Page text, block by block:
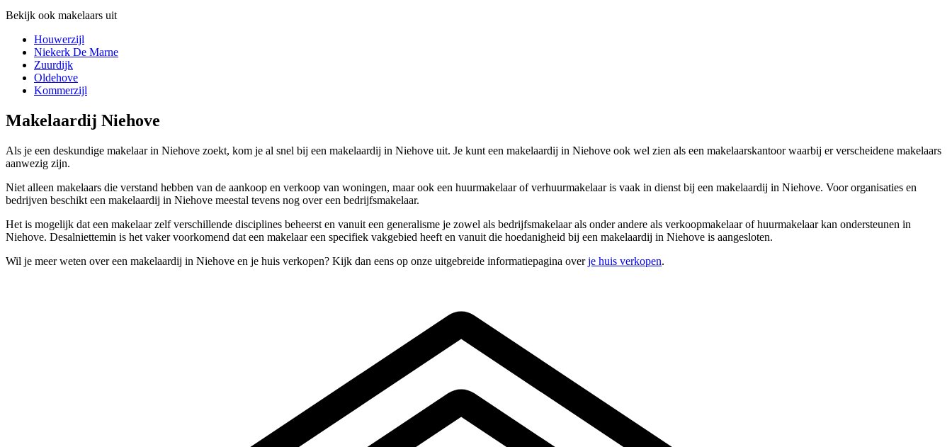
Bekijk ook makelaars uit
Houwerzijl
Niekerk De Marne
Zuurdijk
Oldehove
Kommerzijl
Makelaardij Niehove
Als je een deskundige makelaar in Niehove zoekt, kom je al snel bij een makelaardij in Niehove uit. Je kunt een makelaardij in Niehove ook wel zien als een makelaarskantoor waarbij er verscheidene makelaars
aanwezig zijn.
Niet alleen makelaars die verstand hebben van de aankoop en verkoop van woningen, maar ook een huurmakelaar of verhuurmakelaar is vaak in dienst bij een makelaardij in Niehove. Voor organisaties en
bedrijven beschikt een makelaardij in Niehove meestal tevens nog over een bedrijfsmakelaar.
Het is mogelijk dat een makelaar zelf verschillende disciplines beheerst en vanuit een generalisme je zowel als bedrijfsmakelaar als onder andere als verkoopmakelaar of huurmakelaar kan ondersteunen in
Niehove. Desalniettemin is het vaker voorkomend dat een makelaar een specifiek vakgebied heeft en vanuit die hoedanigheid bij een makelaardij in Niehove is aangesloten.
Wil je meer weten over een makelaardij in Niehove en je huis verkopen? Kijk dan eens op onze uitgebreide informatiepagina overje huis verkopen.